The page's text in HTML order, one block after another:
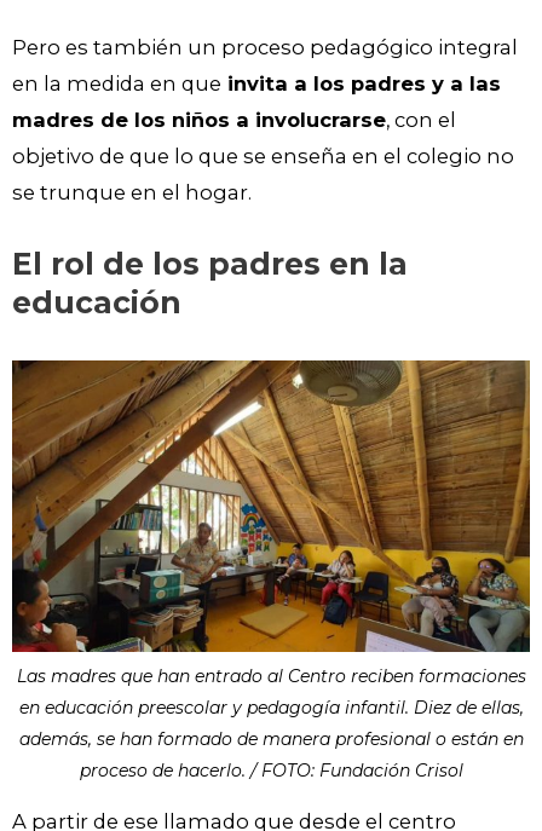
Pero es también un proceso pedagógico integral
en la medida en que invita a los padres y a las
madres de los niños a involucrarse, con el
objetivo de que lo que se enseña en el colegio no
se trunque en el hogar.
El rol de los padres en la
educación
Las madres que han entrado al Centro reciben formaciones
en educación preescolar y pedagogía infantil. Diez de ellas,
además, se han formado de manera profesional o están en
proceso de hacerlo. / FOTO: Fundación Crisol
A partir de ese llamado que desde el centro